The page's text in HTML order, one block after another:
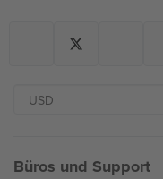
Büros und Support